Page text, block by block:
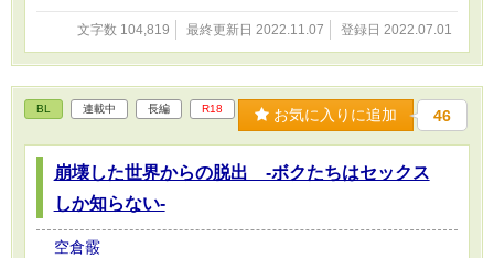
文字数 104,819 最終更新日 2022.11.07 登録日 2022.07.01
BL 連載中 長編 R18 お気に入りに追加 46
崩壊した世界からの脱出 -ボクたちはセックス
しか知らない-
空倉霰